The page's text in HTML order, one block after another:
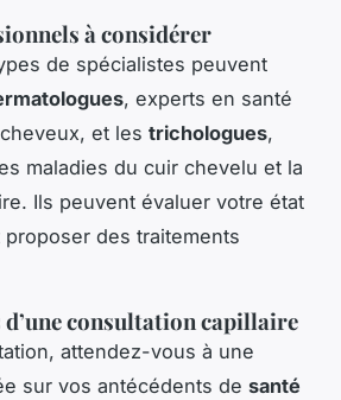
à considérer
de spécialistes peuvent
, experts en santé
et les trichologues,
maladies du cuir chevelu et la
Ils peuvent évaluer votre état
des traitements
d’une consultation capillaire
attendez-vous à une
sur vos antécédents de santé